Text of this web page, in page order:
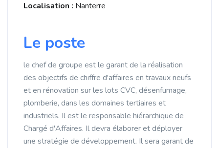
Localisation : Nanterre
Le poste
le chef de groupe est le garant de la réalisation
des objectifs de chiffre d'affaires en travaux neufs
et en rénovation sur les lots CVC, désenfumage,
plomberie, dans les domaines tertiaires et
industriels. Il est le responsable hiérarchique de
Chargé d'Affaires. Il devra élaborer et déployer
une stratégie de développement. Il sera garant de